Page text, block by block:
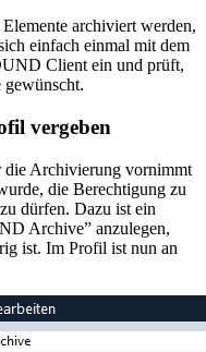
archiviert werden,
einfach einmal mit dem
Client ein und prüft,
vergeben
die Archivierung vornimmt
die Berechtigung zu
dürfen. Dazu ist ein
Archive” anzulegen,
ist. Im Profil ist nun an